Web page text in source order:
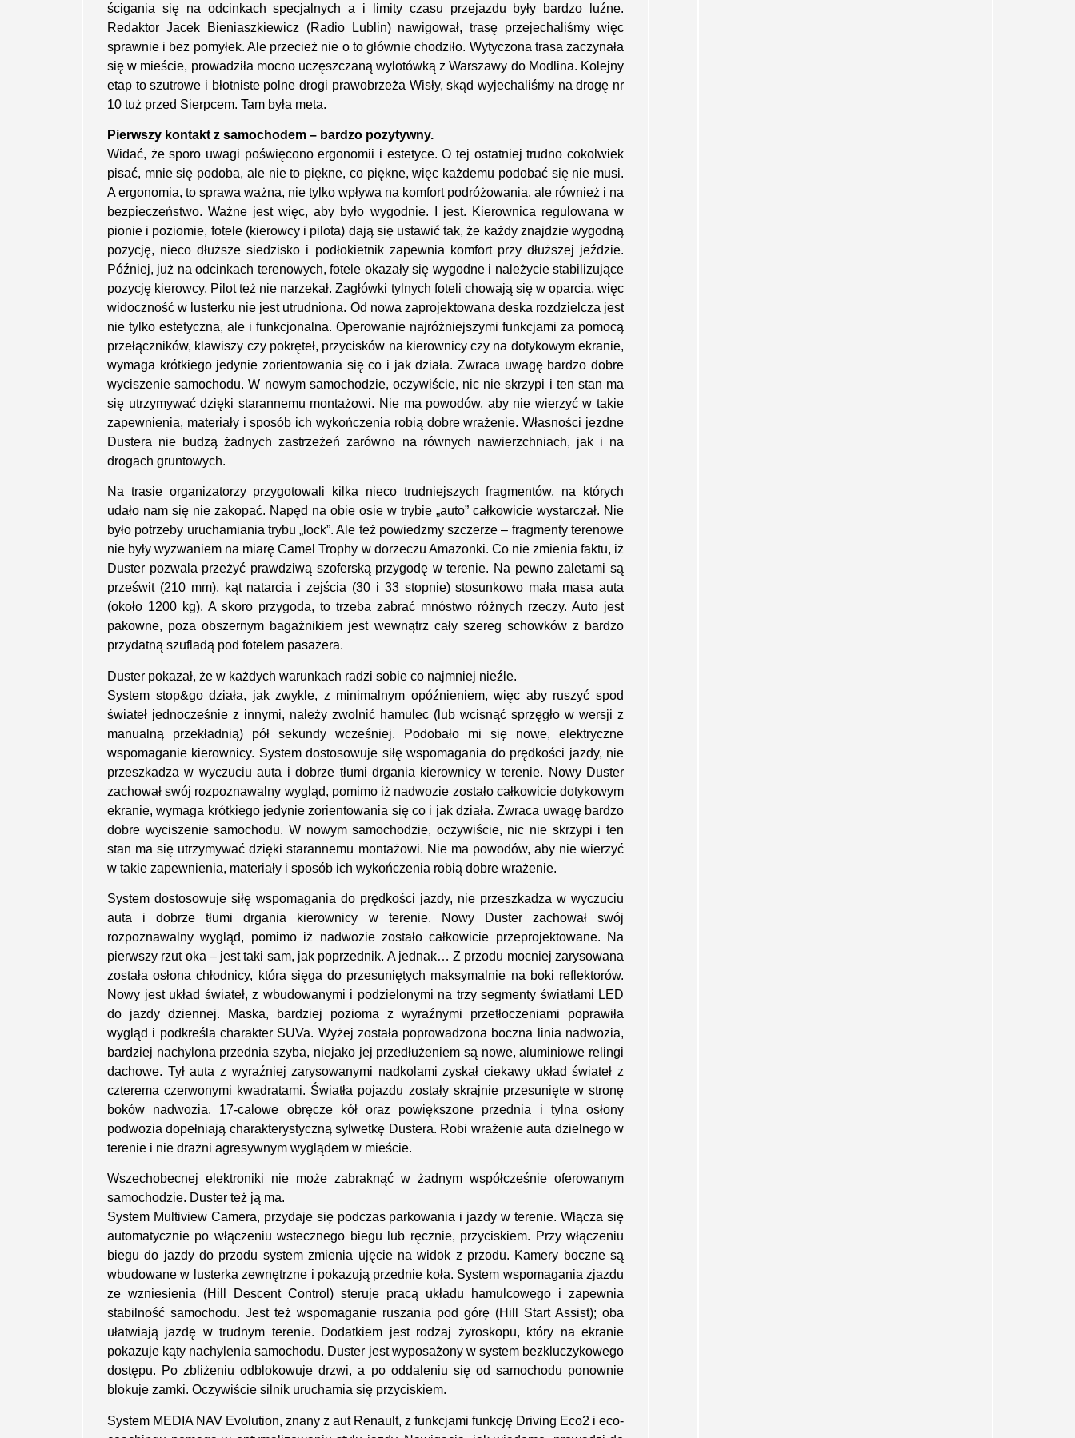
ścigania się na odcinkach specjalnych a i limity czasu przejazdu były bardzo luźne.
Redaktor Jacek Bieniaszkiewicz (Radio Lublin) nawigował, trasę przejechaliśmy więc
sprawnie i bez pomyłek. Ale przecież nie o to głównie chodziło. Wytyczona trasa zaczynała
się w mieście, prowadziła mocno uczęszczaną wylotówką z Warszawy do Modlina. Kolejny
etap to szutrowe i błotniste polne drogi prawobrzeża Wisły, skąd wyjechaliśmy na drogę nr
10 tuż przed Sierpcem. Tam była meta.
Pierwszy kontakt z samochodem – bardzo pozytywny.
Widać, że sporo uwagi poświęcono ergonomii i estetyce. O tej ostatniej trudno cokolwiek
pisać, mnie się podoba, ale nie to piękne, co piękne, więc każdemu podobać się nie musi.
A ergonomia, to sprawa ważna, nie tylko wpływa na komfort podróżowania, ale również i na
bezpieczeństwo. Ważne jest więc, aby było wygodnie. I jest. Kierownica regulowana w
pionie i poziomie, fotele (kierowcy i pilota) dają się ustawić tak, że każdy znajdzie wygodną
pozycję, nieco dłuższe siedzisko i podłokietnik zapewnia komfort przy dłuższej jeździe.
Później, już na odcinkach terenowych, fotele okazały się wygodne i należycie stabilizujące
pozycję kierowcy. Pilot też nie narzekał. Zagłówki tylnych foteli chowają się w oparcia, więc
widoczność w lusterku nie jest utrudniona. Od nowa zaprojektowana deska rozdzielcza jest
nie tylko estetyczna, ale i funkcjonalna. Operowanie najróżniejszymi funkcjami za pomocą
przełączników, klawiszy czy pokręteł, przycisków na kierownicy czy na dotykowym ekranie,
wymaga krótkiego jedynie zorientowania się co i jak działa. Zwraca uwagę bardzo dobre
wyciszenie samochodu. W nowym samochodzie, oczywiście, nic nie skrzypi i ten stan ma
się utrzymywać dzięki starannemu montażowi. Nie ma powodów, aby nie wierzyć w takie
zapewnienia, materiały i sposób ich wykończenia robią dobre wrażenie. Własności jezdne
Dustera nie budzą żadnych zastrzeżeń zarówno na równych nawierzchniach, jak i na
drogach gruntowych.
Na trasie organizatorzy przygotowali kilka nieco trudniejszych fragmentów, na których
udało nam się nie zakopać. Napęd na obie osie w trybie „auto” całkowicie wystarczał. Nie
było potrzeby uruchamiania trybu „lock”. Ale też powiedzmy szczerze – fragmenty terenowe
nie były wyzwaniem na miarę Camel Trophy w dorzeczu Amazonki. Co nie zmienia faktu, iż
Duster pozwala przeżyć prawdziwą szoferską przygodę w terenie. Na pewno zaletami są
prześwit (210 mm), kąt natarcia i zejścia (30 i 33 stopnie) stosunkowo mała masa auta
(około 1200 kg). A skoro przygoda, to trzeba zabrać mnóstwo różnych rzeczy. Auto jest
pakowne, poza obszernym bagażnikiem jest wewnątrz cały szereg schowków z bardzo
przydatną szufladą pod fotelem pasażera.
Duster pokazał, że w każdych warunkach radzi sobie co najmniej nieźle.
System stop&go działa, jak zwykle, z minimalnym opóźnieniem, więc aby ruszyć spod
świateł jednocześnie z innymi, należy zwolnić hamulec (lub wcisnąć sprzęgło w wersji z
manualną przekładnią) pół sekundy wcześniej. Podobało mi się nowe, elektryczne
wspomaganie kierownicy. System dostosowuje siłę wspomagania do prędkości jazdy, nie
przeszkadza w wyczuciu auta i dobrze tłumi drgania kierownicy w terenie. Nowy Duster
zachował swój rozpoznawalny wygląd, pomimo iż nadwozie zostało całkowicie dotykowym
ekranie, wymaga krótkiego jedynie zorientowania się co i jak działa. Zwraca uwagę bardzo
dobre wyciszenie samochodu. W nowym samochodzie, oczywiście, nic nie skrzypi i ten
stan ma się utrzymywać dzięki starannemu montażowi. Nie ma powodów, aby nie wierzyć
w takie zapewnienia, materiały i sposób ich wykończenia robią dobre wrażenie.
System dostosowuje siłę wspomagania do prędkości jazdy, nie przeszkadza w wyczuciu
auta i dobrze tłumi drgania kierownicy w terenie. Nowy Duster zachował swój
rozpoznawalny wygląd, pomimo iż nadwozie zostało całkowicie przeprojektowane. Na
pierwszy rzut oka – jest taki sam, jak poprzednik. A jednak… Z przodu mocniej zarysowana
została osłona chłodnicy, która sięga do przesuniętych maksymalnie na boki reflektorów.
Nowy jest układ świateł, z wbudowanymi i podzielonymi na trzy segmenty światłami LED
do jazdy dziennej. Maska, bardziej pozioma z wyraźnymi przetłoczeniami poprawiła
wygląd i podkreśla charakter SUVa. Wyżej została poprowadzona boczna linia nadwozia,
bardziej nachylona przednia szyba, niejako jej przedłużeniem są nowe, aluminiowe relingi
dachowe. Tył auta z wyraźniej zarysowanymi nadkolami zyskał ciekawy układ świateł z
czterema czerwonymi kwadratami. Światła pojazdu zostały skrajnie przesunięte w stronę
boków nadwozia. 17-calowe obręcze kół oraz powiększone przednia i tylna osłony
podwozia dopełniają charakterystyczną sylwetkę Dustera. Robi wrażenie auta dzielnego w
terenie i nie drażni agresywnym wyglądem w mieście.
Wszechobecnej elektroniki nie może zabraknąć w żadnym współcześnie oferowanym
samochodzie. Duster też ją ma.
System Multiview Camera, przydaje się podczas parkowania i jazdy w terenie. Włącza się
automatycznie po włączeniu wstecznego biegu lub ręcznie, przyciskiem. Przy włączeniu
biegu do jazdy do przodu system zmienia ujęcie na widok z przodu. Kamery boczne są
wbudowane w lusterka zewnętrzne i pokazują przednie koła. System wspomagania zjazdu
ze wzniesienia (Hill Descent Control) steruje pracą układu hamulcowego i zapewnia
stabilność samochodu. Jest też wspomaganie ruszania pod górę (Hill Start Assist); oba
ułatwiają jazdę w trudnym terenie. Dodatkiem jest rodzaj żyroskopu, który na ekranie
pokazuje kąty nachylenia samochodu. Duster jest wyposażony w system bezkluczykowego
dostępu. Po zbliżeniu odblokowuje drzwi, a po oddaleniu się od samochodu ponownie
blokuje zamki. Oczywiście silnik uruchamia się przyciskiem.
System MEDIA NAV Evolution, znany z aut Renault, z funkcjami funkcję Driving Eco2 i eco-